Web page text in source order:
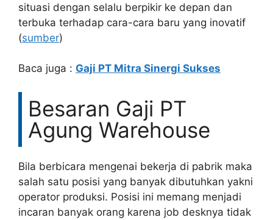
situasi dengan selalu berpikir ke depan dan
terbuka terhadap cara-cara baru yang inovatif
(sumber)
Baca juga : Gaji PT Mitra Sinergi Sukses
Besaran Gaji PT
Agung Warehouse
Bila berbicara mengenai bekerja di pabrik maka
salah satu posisi yang banyak dibutuhkan yakni
operator produksi. Posisi ini memang menjadi
incaran banyak orang karena job desknya tidak